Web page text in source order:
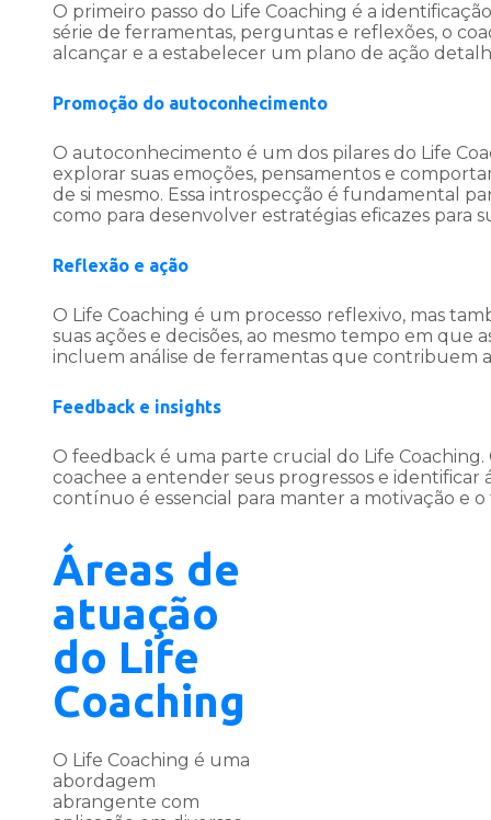
O primeiro passo do Life Coaching é a
série de ferramentas, perguntas e reflexões, o
alcançar e a estabelecer um plano de ação
Promoção do autoconhecimento
O autoconhecimento é um dos pilares do Life
explorar suas emoções, pensamentos e
de si mesmo. Essa introspecção é fundamental
como para desenvolver estratégias eficazes para
Reflexão e ação
O Life Coaching é um processo reflexivo, mas
suas ações e decisões, ao mesmo tempo em que
incluem análise de ferramentas que contribuem
Feedback e insights
O feedback é uma parte crucial do Life
coachee a entender seus progressos e identificar
contínuo é essencial para manter a motivação e o
Áreas de
atuação
do Life
Coaching
O Life Coaching é uma
abordagem
abrangente com